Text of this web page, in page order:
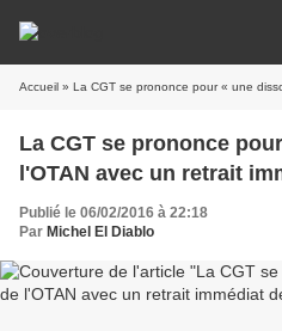
Accueil » La CGT se prononce pour « une dissolution
La CGT se prononce
l'OTAN avec un retrait
Publié le 06/02/2016 à 22:18
Par Michel El Diablo